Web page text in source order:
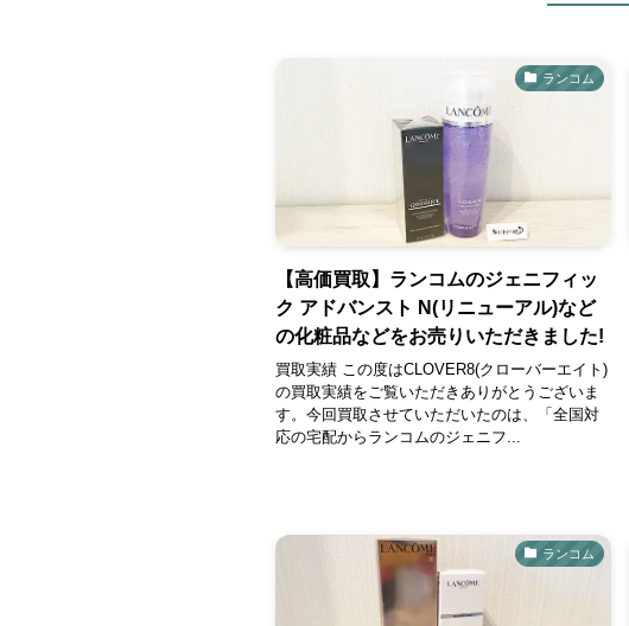
ランコム
【高価買取】ランコムのジェニフィッ
ク アドバンスト N(リニューアル)など
の化粧品などをお売りいただきました!
買取実績 この度はCLOVER8(クローバーエイト)
の買取実績をご覧いただきありがとうございま
す。今回買取させていただいたのは、「全国対
応の宅配からランコムのジェニフ...
ランコム